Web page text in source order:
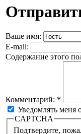
Ваше имя:
E-mail:
Содержание этого
Комментарий: *
Уведомлять меня
CAPTCHA
Подтвердите,